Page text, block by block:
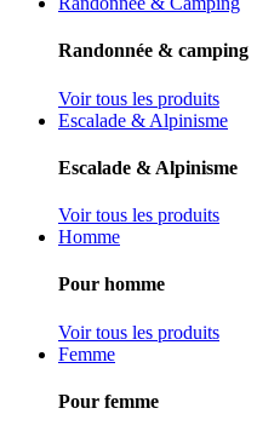
Randonnée & camping
Voir tous les produits
Escalade & Alpinisme
Escalade & Alpinisme
Voir tous les produits
Homme
Pour homme
Voir tous les produits
Femme
Pour femme